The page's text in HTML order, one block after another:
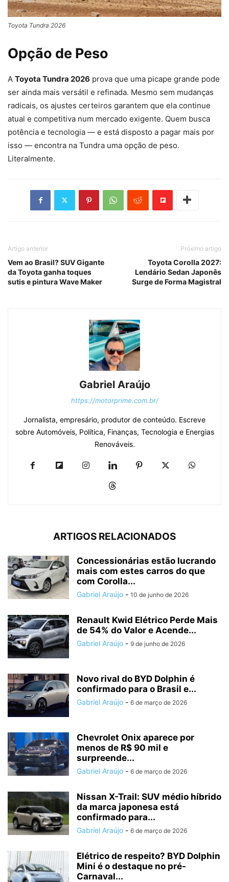
Toyota Tundra 2026
Opção de Peso
A Toyota Tundra 2026 prova que uma picape grande pode
ser ainda mais versátil e refinada. Mesmo sem mudanças
radicais, os ajustes certeiros garantem que ela continue
atual e competitiva num mercado exigente. Quem busca
potência e tecnologia — e está disposto a pagar mais por
isso — encontra na Tundra uma opção de peso.
Literalmente.
Artigo anterior
Vem ao Brasil? SUV Gigante
da Toyota ganha toques
sutis e pintura Wave Maker
Próximo artigo
Toyota Corolla 2027:
Lendário Sedan Japonês
Surge de Forma Magistral
Gabriel Araújo
https://motorprime.com.br/
Jornalista, empresário, produtor de conteúdo. Escreve
sobre Automóveis, Política, Finanças, Tecnologia e Energias
Renováveis.
ARTIGOS RELACIONADOS
Concessionárias estão lucrando
mais com estes carros do que
com Corolla...
Gabriel Araújo - 10 de junho de 2026
Renault Kwid Elétrico Perde Mais
de 54% do Valor e Acende...
Gabriel Araújo - 9 de junho de 2026
Novo rival do BYD Dolphin é
confirmado para o Brasil e...
Gabriel Araújo - 6 de março de 2026
Chevrolet Onix aparece por
menos de R$ 90 mil e
surpreende...
Gabriel Araújo - 6 de março de 2026
Nissan X-Trail: SUV médio híbrido
da marca japonesa está
confirmado para...
Gabriel Araújo - 6 de março de 2026
Elétrico de respeito? BYD Dolphin
Mini é o destaque no pré-
Carnaval...